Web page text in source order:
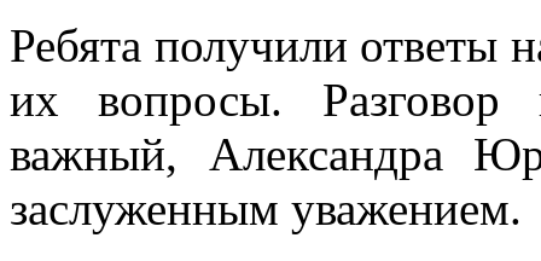
Ребята получили ответы
их вопросы. Разговор
важный, Александра
заслуженным уважением.